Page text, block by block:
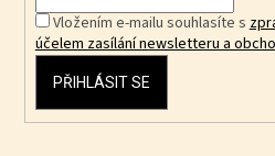
Vložením e-mailu souhlasíte s
účelem zasílání newsletteru a
PŘIHLÁSIT SE